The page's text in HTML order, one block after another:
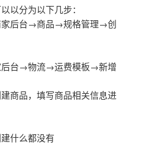
以分为以下几步：
家后台→商品→规格管理→创
后台→物流→运费模板→新增
商品，填写商品相关信息进
什么都没有